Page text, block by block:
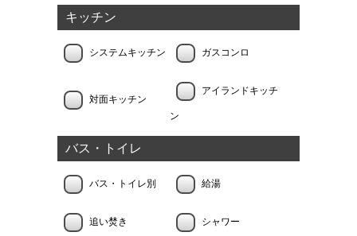
キッチン
システムキッチン ガスコンロ
対面キッチン
アイランドキッチ
ン
バス・トイレ
バス・トイレ別 給湯
追い焚き シャワー